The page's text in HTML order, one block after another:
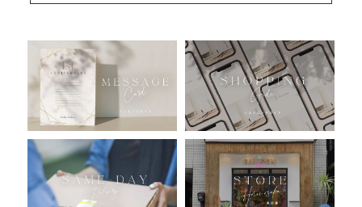
おすすめ商品
バルーン自動販売機
浮くバルーンオーダーメイド - coming soonn -
卓上バルーンオーダーメイド
ムーンリットバルーンについて